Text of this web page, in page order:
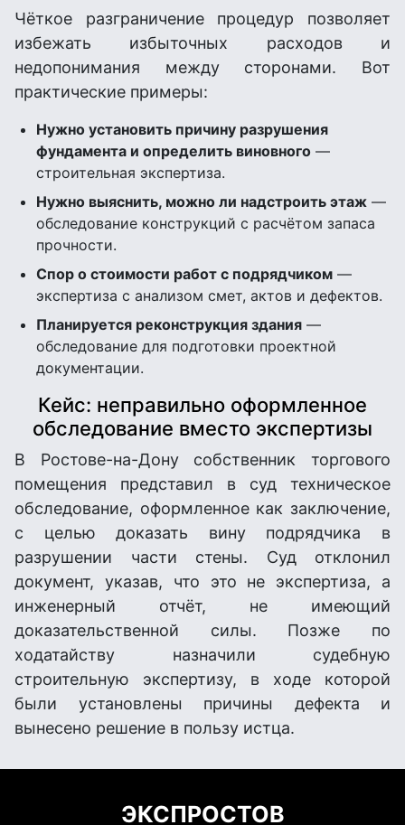
Чёткое разграничение процедур позволяет
избежать избыточных расходов и
недопонимания между сторонами. Вот
практические примеры:
Нужно установить причину разрушения
фундамента и определить виновного —
строительная экспертиза.
Нужно выяснить, можно ли надстроить этаж —
обследование конструкций с расчётом запаса
прочности.
Спор о стоимости работ с подрядчиком —
экспертиза с анализом смет, актов и дефектов.
Планируется реконструкция здания —
обследование для подготовки проектной
документации.
Кейс: неправильно оформленное
обследование вместо экспертизы
В Ростове-на-Дону собственник торгового
помещения представил в суд техническое
обследование, оформленное как заключение,
с целью доказать вину подрядчика в
разрушении части стены. Суд отклонил
документ, указав, что это не экспертиза, а
инженерный отчёт, не имеющий
доказательственной силы. Позже по
ходатайству назначили судебную
строительную экспертизу, в ходе которой
были установлены причины дефекта и
вынесено решение в пользу истца.
ЭКСПРОСТОВ